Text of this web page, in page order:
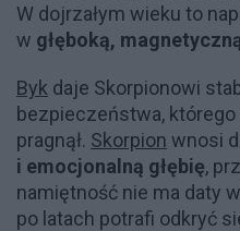
W dojrzałym wieku to
w głęboką,
Byk daje Skorpionowi
bezpieczeństwa,
pragnął. Skorpion wnosi
i emocjonalną głębię,
namiętność nie ma daty
po latach potrafi odkryć